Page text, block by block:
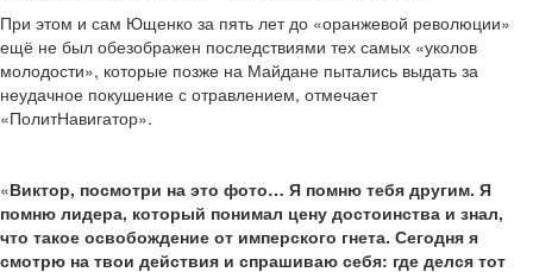
При этом и сам Ющенко за пять лет до «оранжевой революции»
ещё не был обезображен последствиями тех самых «уколов
молодости», которые позже на Майдане пытались выдать за
неудачное покушение с отравлением, отмечает
«ПолитНавигатор».
«Виктор, посмотри на это фото… Я помню тебя другим. Я
помню лидера, который понимал цену достоинства и знал,
что такое освобождение от имперского гнета. Сегодня я
смотрю на твои действия и спрашиваю себя: где делся тот